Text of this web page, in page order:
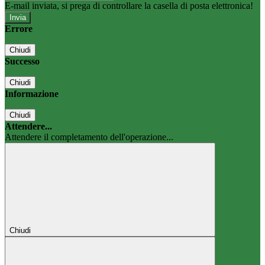
E-mail inviata, si prega di controllare la casella di posta elettronica!
Errore
Chiudi
Successo
Chiudi
Informazione
Chiudi
Attendere...
Attendere il completamento dell'operazione...
Chiudi